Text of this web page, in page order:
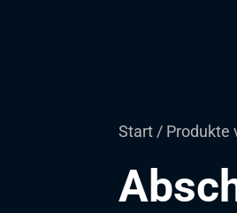
Start / Produkte